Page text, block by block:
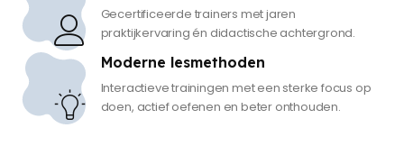
Gecertificeerde trainers met jaren
praktijkervaring én didactische achtergrond.
Moderne lesmethoden
Interactieve trainingen met een sterke focus op
doen, actief oefenen en beter onthouden.